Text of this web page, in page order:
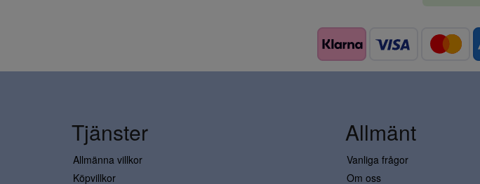
Tjänster
Allmänna villkor
Köpvillkor
Allmänt
Vanliga frågor
Om oss